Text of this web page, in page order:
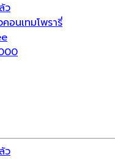
ว
คอนเทมโพรารี่
ว